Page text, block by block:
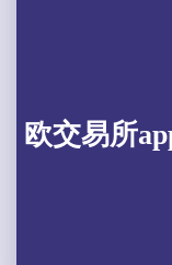
欧交易所